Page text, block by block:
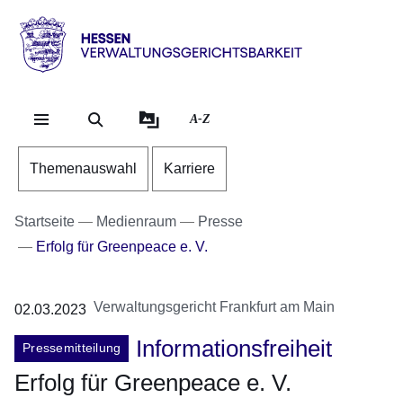
Direkt zum Kopf der
Direkt zum Inhalt
Direkt zum Fuß der
Hessen
Verwaltungsgerichtsbarkeit
A-Z
Themenauswahl Karriere
Startseite Medienraum
Presse
Erfolg für Greenpeace e. V.
02.03.2023 Verwaltungsgericht Frankfurt am Main
Pressemitteilung
Informationsfreiheit
Erfolg für Greenpeace e. V.